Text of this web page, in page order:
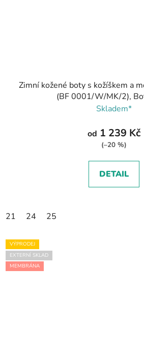
Zimní kožené boty s kožíškem a
(BF 0001/W/MK/2),
Skladem*
od 1 239 Kč
(–20 %)
DETAIL
21 24 25
VÝPRODEJ
EXTERNÍ SKLAD
MEMBRÁNA